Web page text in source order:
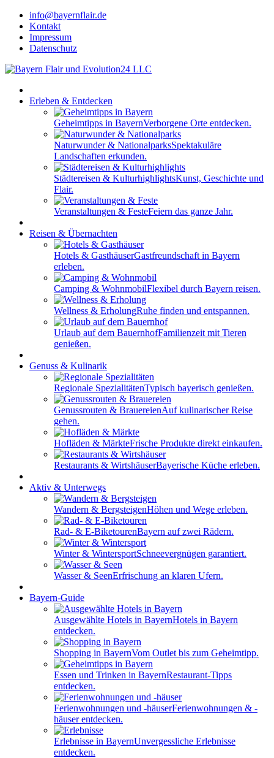
info@bayernflair.de
Kontakt
Impressum
Datenschutz
Erleben & Entdecken
Geheimtipps in BayernVerborgene Orte entdecken.
Naturwunder & NationalparksSpektakuläre
Landschaften erkunden.
Städtereisen & KulturhighlightsKunst, Geschichte und
Flair.
Veranstaltungen & FesteFeiern das ganze Jahr.
Reisen & Übernachten
Hotels & GasthäuserGastfreundschaft in Bayern
erleben.
Camping & WohnmobilFlexibel durch Bayern reisen.
Wellness & ErholungRuhe finden und entspannen.
Urlaub auf dem BauernhofFamilienzeit mit Tieren
genießen.
Genuss & Kulinarik
Regionale SpezialitätenTypisch bayerisch genießen.
Genussrouten & BrauereienAuf kulinarischer Reise
gehen.
Hofläden & MärkteFrische Produkte direkt einkaufen.
Restaurants & WirtshäuserBayerische Küche erleben.
Aktiv & Unterwegs
Wandern & BergsteigenHöhen und Wege erleben.
Rad- & E-BiketourenBayern auf zwei Rädern.
Winter & WintersportSchneevergnügen garantiert.
Wasser & SeenErfrischung an klaren Ufern.
Bayern-Guide
Ausgewählte Hotels in BayernHotels in Bayern
entdecken.
Shopping in BayernVom Outlet bis zum Geheimtipp.
Essen und Trinken in BayernRestaurant-Tipps
entdecken.
Ferienwohnungen und -häuserFerienwohnungen & -
häuser entdecken.
Erlebnisse in BayernUnvergessliche Erlebnisse
entdecken.